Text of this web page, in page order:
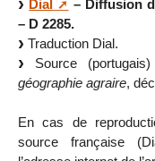
Dial
– Diffusion
– D 2285.
Traduction Dial.
Source
géographie agraire,
En cas de
source française